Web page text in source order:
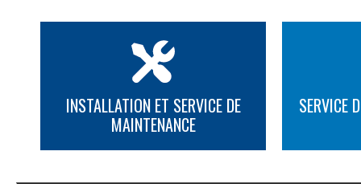
INSTALLATION ET SERVICE DE
MAINTENANCE
SERVICE
PLUS D'INFORMATION PLUS D'INFORMATION